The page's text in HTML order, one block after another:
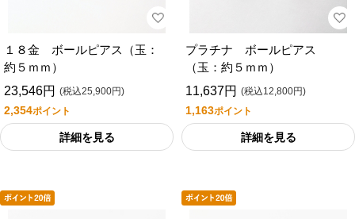
１８金 ボールピアス（玉：
約５ｍｍ）
23,546円 (税込25,900円)
2,354ポイント
詳細を見る
プラチナ ボールピアス
（玉：約５ｍｍ）
11,637円 (税込12,800円)
1,163ポイント
詳細を見る